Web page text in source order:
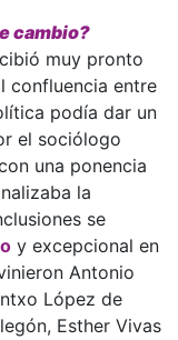
cambio?
muy pronto
confluencia entre
podía dar un
el sociólogo
una ponencia
la
se
y excepcional en
Antonio
López de
Esther Vivas